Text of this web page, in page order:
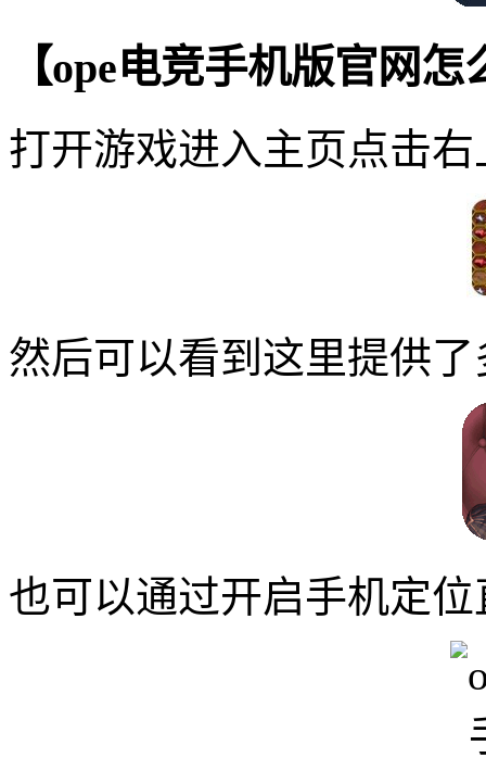
【ope电竞手机版官网
打开游戏进入主页点击
然后可以看到这里提供
也可以通过开启手机定